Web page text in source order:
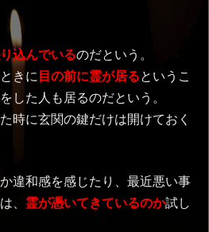
込んでいるのだという。
きに 目の前に霊が居るというこ
した人も居るのだという。
時に玄関の鍵だけは開けておく
違和感を感じたり、最近悪い事
、 霊が憑いてきているのか試し